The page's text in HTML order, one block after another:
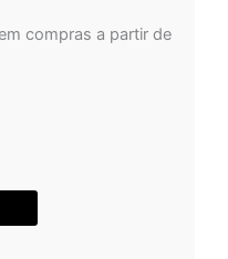
compras a partir de